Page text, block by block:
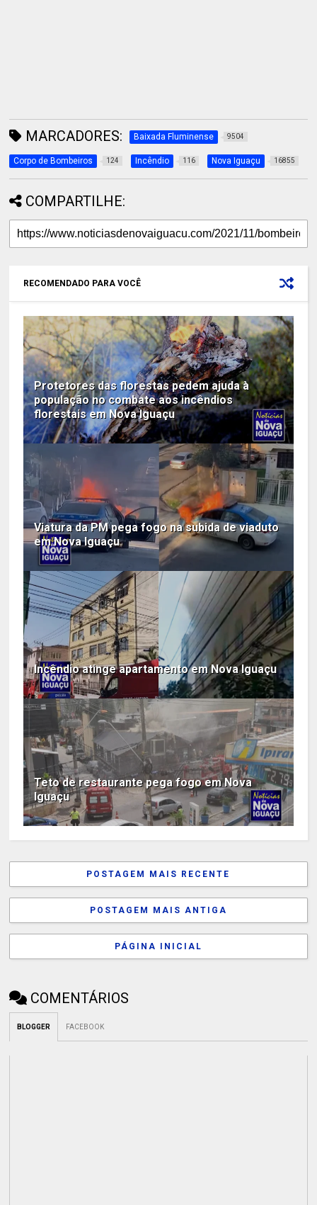
MARCADORES: Baixada Fluminense 9504
Corpo de Bombeiros 124 Incêndio 116 Nova Iguaçu 16855
COMPARTILHE:
RECOMENDADO PARA VOCÊ
Protetores das florestas pedem ajuda à
população no combate aos incêndios
florestais em Nova Iguaçu
Viatura da PM pega fogo na subida de viaduto
em Nova Iguaçu
Incêndio atinge apartamento em Nova Iguaçu
Teto de restaurante pega fogo em Nova
Iguaçu
POSTAGEM MAIS RECENTE
POSTAGEM MAIS ANTIGA
PÁGINA INICIAL
COMENTÁRIOS
BLOGGER FACEBOOK